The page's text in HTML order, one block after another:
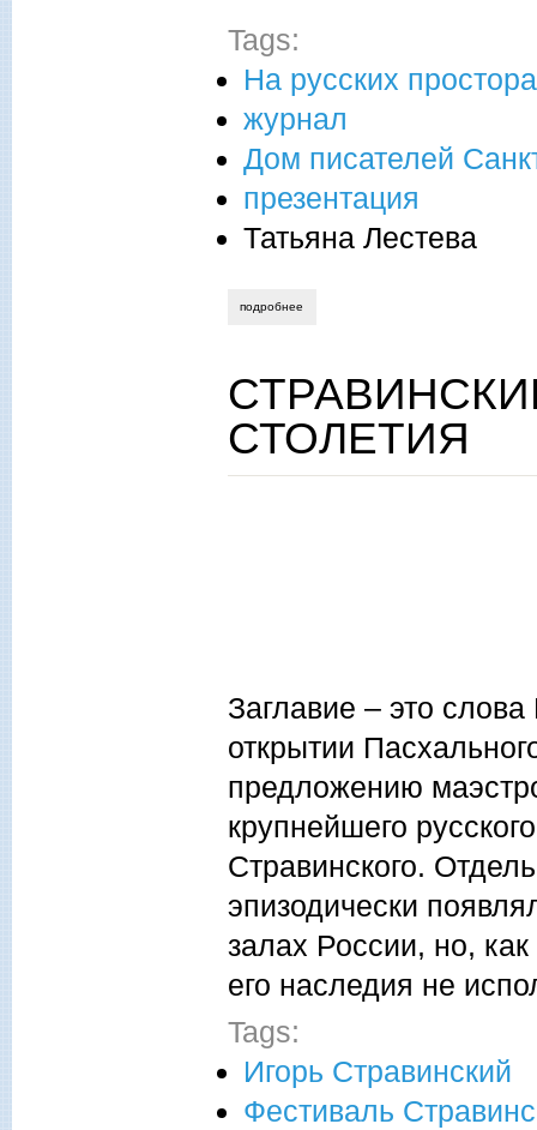
Tags:
На русских
журнал
Дом писателей
презентация
Татьяна Лестева
подробнее
СТОЛЕТИЯ
Заглавие – это
открытии
предложению
крупнейшего
Стравинского.
эпизодически
залах России, но,
его наследия не
Tags:
Игорь Стравинский
Фестиваль